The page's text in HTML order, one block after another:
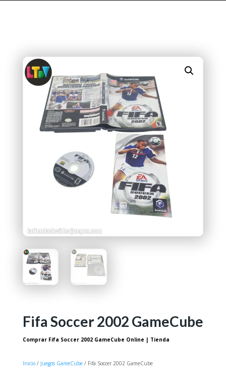
Fifa Soccer 2002 GameCube
Comprar Fifa Soccer 2002 GameCube Online | Tienda
Inicio/ Juegos GameCube/ Fifa Soccer 2002 GameCube